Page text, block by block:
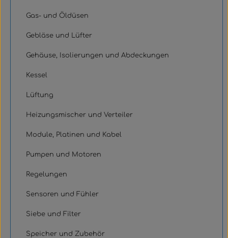
Gas- und Öldüsen
Gebläse und Lüfter
Gehäuse, Isolierungen und Abdeckungen
Kessel
Lüftung
Heizungsmischer und Verteiler
Module, Platinen und Kabel
Pumpen und Motoren
Regelungen
Sensoren und Fühler
Siebe und Filter
Speicher und Zubehör